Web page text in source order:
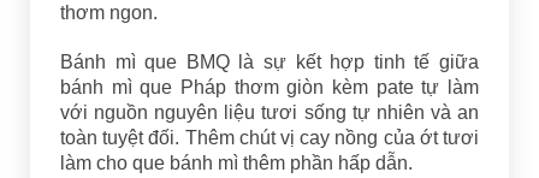
thơm ngon.
Bánh mì que BMQ là sự kết hợp tinh tế giữa
bánh mì que Pháp thơm giòn kèm pate tự làm
với nguồn nguyên liệu tươi sống tự nhiên và an
toàn tuyệt đối. Thêm chút vị cay nồng của ớt tươi
làm cho que bánh mì thêm phần hấp dẫn.